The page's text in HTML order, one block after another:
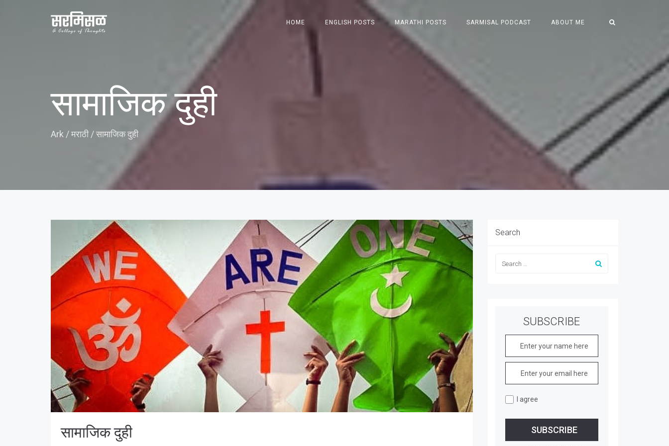
HOME ENGLISH POSTS MARATHI POSTS SARMISAL PODCAST ABOUT ME
सामाजिक दुही
Ark /मराठी/सामाजिक दुही
सामाजिक दुही
Search
SUBSCRIBE
I agree